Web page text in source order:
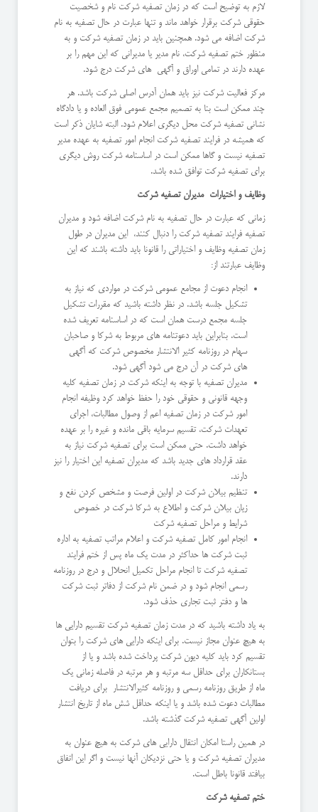
لازم به توضیح است که در زمان تصفیه شرکت نام و شخصیت
حقوقی شرکت برقرار خواهد ماند و تنها عبارت در حال تصفیه به نام
شرکت اضافه می شود. همچنین باید در زمان تصفیه شرکت و به
منظور ختم تصفیه شرکت، نام مدیر یا مدیرانی که این مهم را بر
عهده دارند در تمامی اوراق و آگهی های شرکت درج شود.
مرکز فعالیت شرکت نیز باید همان آدرس اصلی شرکت باشد. هر
چند ممکن است بنا به تصمیم مجمع عمومی فوق العاده و یا دادگاه
نشانی تصفیه شرکت محل دیگری اعلام شود. البته شایان ذکر است
که همیشه در فرایند تصفیه شرکت انجام امور تصفیه به عهده مدیر
تصفیه نیست و گاها ممکن است در اساسنامه شرکت روش دیگری
برای تصفیه شرکت توافق شده باشد.
وظایف و اختیارات مدیران تصفیه شرکت
زمانی که عبارت در حال تصفیه به نام شرکت اضافه شود و مدیران
تصفیه فرایند تصفیه شرکت را دنبال کنند، این مدیران در طول
زمان تصفیه وظایف و اختیاراتی را قانونا باید داشته باشند که این
وظایف عبارتند از:
انجام دعوت از مجامع عمومی شرکت در مواردی که نیاز به
تشکیل جلسه باشد. در نظر داشته باشید که مقررات تشکیل
جلسه مجمع درست همان است که در اساسنامه تعریف شده
است. بنابراین باید دعوتنامه های مربوط به شرکا و صاحبان
سهام در روزنامه کثیر الانتشار مخصوص شرکت که آگهی
های شرکت در آن درج می شود آگهی شود.
مدیران تصفیه با توجه به اینکه شرکت در زمان تصفیه کلیه
وجهه قانونی و حقوقی خود را حفظ خواهد کرد وظیفه انجام
امور شرکت در زمان تصفیه اعم از وصول مطالبات، اجرای
تعهدات شرکت، تقسیم سرمایه باقی مانده و غیره را بر عهده
خواهد داشت. حتی ممکن است برای تصفیه شرکت نیاز به
عقد قرارداد های جدید باشد که مدیران تصفیه این اختیار را نیز
دارند.
تنظیم بیلان شرکت در اولین فرصت و مشخص کردن نفع و
زیان بیلان شرکت و اطلاع به شرکا شرکت در خصوص
شرایط و مراحل تصفیه شرکت
انجام امور کامل تصفیه شرکت و اعلام مراتب تصفیه به اداره
ثبت شرکت ها حداکثر در مدت یک ماه پس از ختم فرایند
تصفیه شرکت تا انجام مراحل تکمیل انحلال و درج در روزنامه
رسمی انجام شود و در ضمن نام شرکت از دفاتر ثبت شرکت
ها و دفتر ثبت تجاری حذف شود.
به یاد داشته باشید که در مدت زمان تصفیه شرکت تقسیم دارایی ها
به هیچ عنوان مجاز نیست. برای اینکه دارایی های شرکت را بتوان
تقسیم کرد باید کلیه دیون شرکت پرداخت شده باشد و یا از
بستانکاران برای حداقل سه مرتبه و هر مرتبه در فاصله زمانی یک
ماه از طریق روزنامه رسمی و روزنامه کثیرالانتشار برای دریافت
مطالبات دعوت شده باشد و یا اینکه حداقل شش ماه از تاریخ انتشار
اولین آگهی تصفیه شرکت گذشته باشد.
در همین راستا امکان انتقال دارایی های شرکت به هیچ عنوان به
مدیران تصفیه شرکت و یا حتی نزدیکان آنها نیست و اگر این اتفاق
بیافتد قانونا باطل است.
ختم تصفیه شرکت